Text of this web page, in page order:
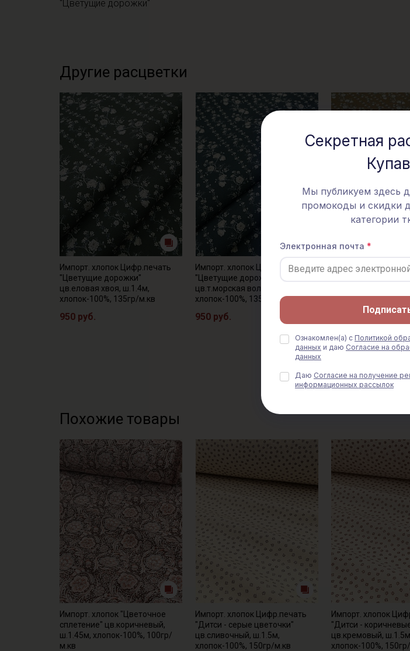
"Цветущие дорожки"
Другие расцветки
Импорт. хлопок Цифр.печать
"Цветущие дорожки"
цв.еловая хвоя, ш.1.4м,
хлопок-100%, 135гр/м.кв
950 руб.
Импорт. хлопок Цифр.печать
"Цветущие дорожки"
цв.т.морская волна, ш.1.4м,
хлопок-100%, 135гр/м.кв
950 руб.
Импорт. хлопок
ш.1.4м, хлопок-
950 руб.
Похожие товары
Импорт. хлопок "Цветочное
сплетение" цв.коричневый,
ш.1.45м, хлопок-100%, 100гр/
м.кв
Импорт. хлопок Цифр.печать
"Дитси - серые цветочки"
цв.сливочный, ш.1.5м,
хлопок-100%, 150гр/м.кв
Импорт. хлопок
"Дитси -
цв.кремовый,
хлопок-100%,
Секретная
Мы публикуем здесь
промокоды и скидки
категории
Электронная почта
Ознакомлен(а) с Политикой
данных и даю Согласие на
данных
Даю Согласие на получение
информационных рассылок